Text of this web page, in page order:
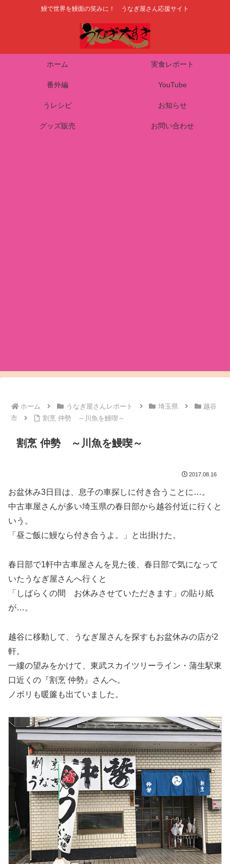
鰻で世界を鰻面の笑みに！ うなぎ屋さん応援サイト
ホーム 実食レポート
番外編 YouTube
うレシピ お知らせ
グッズ販売 お問い合わせ
ホーム うなぎ屋さんレポート 埼玉県
越谷
市
割烹 仲勢 ～川魚を鰻喫～
割烹 仲勢 ～川魚を鰻喫～
2017.08.16
お盆休み3日目は、息子の車探しに付き合うことに…。
中古車屋さんが多い埼玉県の春日部から越谷付近に行くと
いう。
「昼ご飯に鰻なら付き合うよ。」と出掛けた。
春日部で1軒中古車屋さんを見た後、春日部で気になって
いたうなぎ屋さんへ行くと
「しばらくの間 お休みさせていただきます」の貼り紙
が…。
越谷に移動して、うなぎ屋さんを探すもお盆休みの店が2
軒。
一縷の望みをかけて、東武スカイツリーライン・蒲生駅東
口近くの『割烹 仲勢』さんへ。
ノボリも暖簾も出ていました。